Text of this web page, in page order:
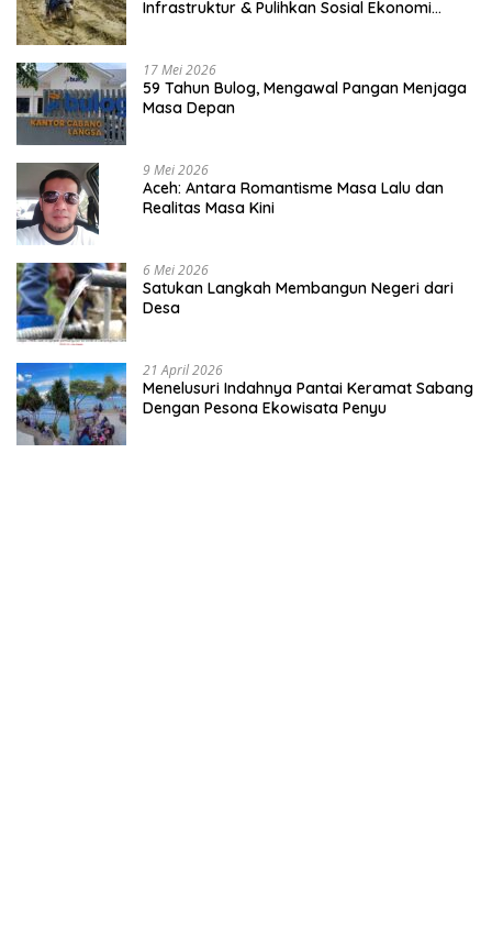
Infrastruktur & Pulihkan Sosial Ekonomi
17 Mei 2026
59 Tahun Bulog, Mengawal Pangan Menjaga
Masa Depan
9 Mei 2026
Aceh: Antara Romantisme Masa Lalu dan
Realitas Masa Kini
6 Mei 2026
Satukan Langkah Membangun Negeri dari
Desa
21 April 2026
Menelusuri Indahnya Pantai Keramat Sabang
Dengan Pesona Ekowisata Penyu